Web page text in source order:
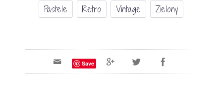
Pastele
Retro Vintage Zielony
Save